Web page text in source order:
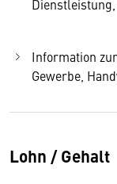
Information
Gewerbe,
Lohn / Gehalt